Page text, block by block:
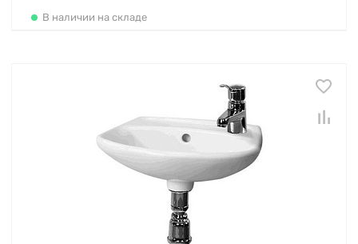
В наличии на складе